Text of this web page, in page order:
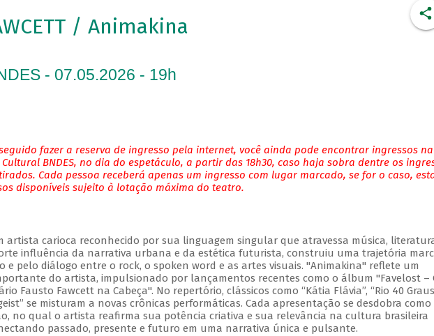
/ Animakina
- 07.05.2026 - 19h
fazer a reserva de ingresso pela internet, você ainda pode encontrar ingressos na
BNDES, no dia do espetáculo, a partir das 18h30, caso haja sobra dentre os
Cada pessoa receberá apenas um ingresso com lugar marcado, se for o caso,
disponíveis sujeito à lotação máxima do teatro.
artista carioca reconhecido por sua linguagem singular que atravessa música,
influência da narrativa urbana e da estética futurista, construiu uma trajetória
e pelo diálogo entre o rock, o spoken word e as artes visuais. "Animakina" reflete um
do artista, impulsionado por lançamentos recentes como o álbum "Favelost –
Fausto Fawcett na Cabeça". No repertório, clássicos como “Kátia Flávia”, “Rio 40
se misturam a novas crônicas performáticas. Cada apresentação se desdobra como
no qual o artista reafirma sua potência criativa e sua relevância na cultura brasileira
passado, presente e futuro em uma narrativa única e pulsante.